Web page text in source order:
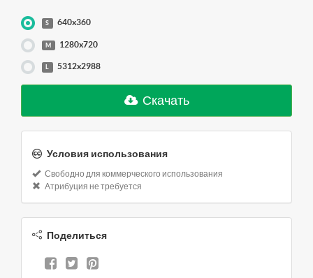
S 640x360
M 1280x720
L 5312x2988
Скачать
Условия использования
Свободно для коммерческого использования
Атрибуция не требуется
Поделиться